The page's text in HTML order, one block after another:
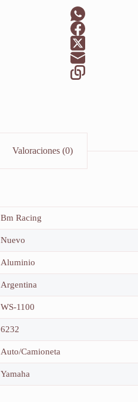
Valoraciones (0)
Bm Racing
Nuevo
Aluminio
Argentina
WS-1100
6232
Auto/Camioneta
Yamaha